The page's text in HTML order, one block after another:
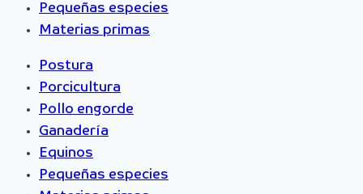
Pequeñas especies
Materias primas
Postura
Porcicultura
Pollo engorde
Ganadería
Equinos
Pequeñas especies